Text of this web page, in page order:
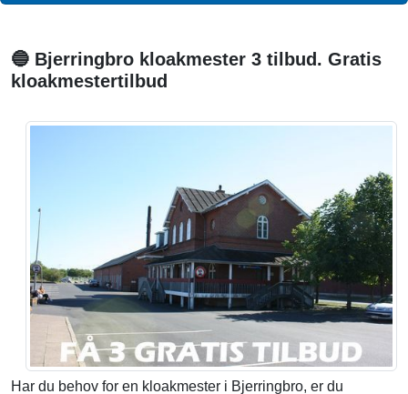
🔵 Bjerringbro kloakmester 3 tilbud. Gratis
kloakmestertilbud
Har du behov for en kloakmester i Bjerringbro, er du